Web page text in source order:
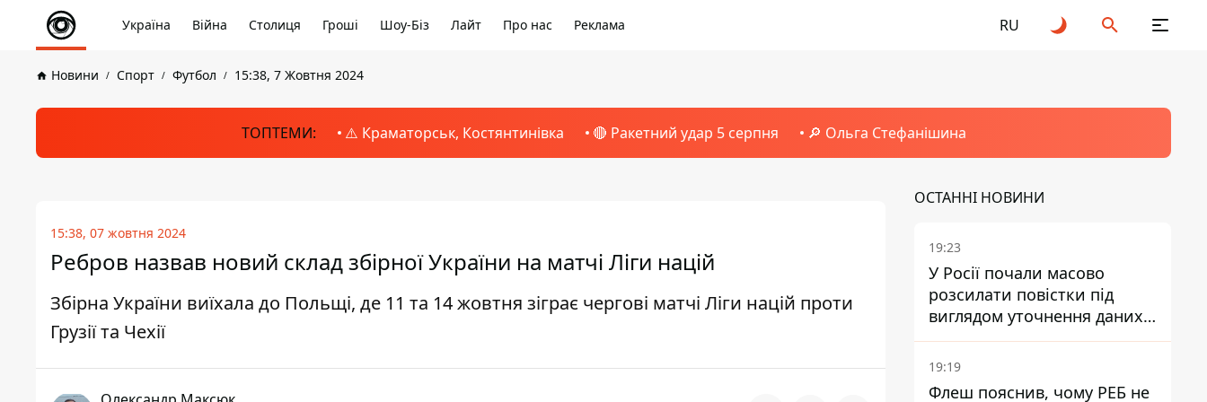
Україна Війна Столиця Гроші Шоу-Біз Лайт Про нас Реклама RU
Новини Спорт Футбол 15:38, 7 Жовтня 2024
ТОПТЕМИ: ⚠️ Краматорськ, Костянтинівка 🔴 Ракетний удар 5 серпня 🔎 Ольга Стефанішина
15:38, 07 жовтня 2024
Ребров назвав новий склад збірної України на матчі Ліги націй
Збірна України виїхала до Польщі, де 11 та 14 жовтня зіграє чергові матчі Ліги націй проти
Грузії та Чехії
ОСТАННІ НОВИНИ
19:23
У Росії почали масово
розсилати повістки під
виглядом уточнення даних
для набору контрактників
19:19
Флеш пояснив, чому РЕБ не